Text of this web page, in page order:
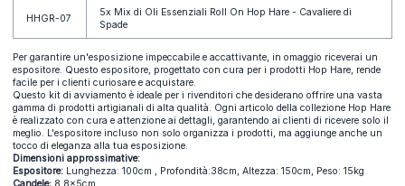
HHGR-07
5x Mix di Oli Essenziali Roll On Hop Hare - Cavaliere di
Spade
Per garantire un'esposizione impeccabile e accattivante, in omaggio riceverai un
espositore. Questo espositore, progettato con cura per i prodotti Hop Hare, rende
facile per i clienti curiosare e acquistare.
Questo kit di avviamento è ideale per i rivenditori che desiderano offrire una vasta
gamma di prodotti artigianali di alta qualità. Ogni articolo della collezione Hop Hare
è realizzato con cura e attenzione ai dettagli, garantendo ai clienti di ricevere solo il
meglio. L'espositore incluso non solo organizza i prodotti, ma aggiunge anche un
tocco di eleganza alla tua esposizione.
Dimensioni approssimative:
Espositore: Lunghezza: 100cm , Profondità:38cm, Altezza: 150cm, Peso: 15kg